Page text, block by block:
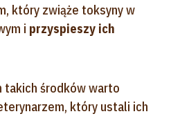
który zwiąże toksyny w
i przyspieszy ich
takich środków warto
który ustali ich